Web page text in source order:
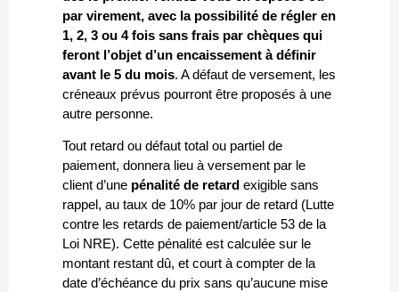
par virement, avec la possibilité de régler en
1, 2, 3 ou 4 fois sans frais par chèques qui
feront l’objet d’un encaissement à définir
avant le 5 du mois. A défaut de versement, les
créneaux prévus pourront être proposés à une
autre personne.
Tout retard ou défaut total ou partiel de
paiement, donnera lieu à versement par le
client d’une pénalité de retard exigible sans
rappel, au taux de 10% par jour de retard (Lutte
contre les retards de paiement/article 53 de la
Loi NRE). Cette pénalité est calculée sur le
montant restant dû, et court à compter de la
date d’échéance du prix sans qu’aucune mise